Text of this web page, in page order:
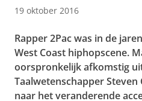
19 oktober 2016
Rapper 2Pac was in de
West Coast hiphopscene.
oorspronkelijk afkomstig
Taalwetenschapper
naar het veranderende